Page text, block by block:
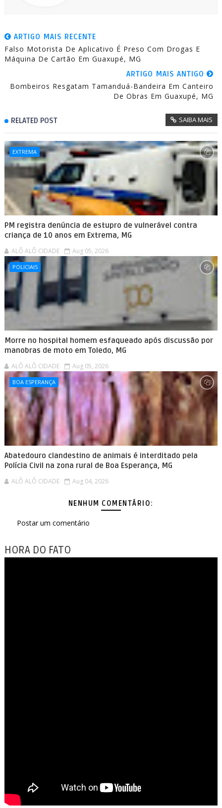
ARTIGO MAIS RECENTE
Falso Motorista De Aplicativo É Preso Com Drogas E
Máquina De Cartão Em Guaxupé, MG
ARTIGO MAIS ANTIGO
Bombeiros Resgatam Tamanduá-Bandeira Em Canteiro
De Obras Em Guaxupé, MG
RELATED POST SAIBA MAIS
EXTREMA
PM registra denúncia de estupro de vulnerável contra
criança de 10 anos em Extrema, MG
ALÔ ALÔ CIDADE Aug 05, 2026
POLICIAIS
Morre no hospital homem esfaqueado após discussão por
manobras de moto em Toledo, MG
ALÔ ALÔ CIDADE Aug 05, 2026
BOA ESPERANÇA
Abatedouro clandestino de animais é interditado pela
Polícia Civil na zona rural de Boa Esperança, MG
ALÔ ALÔ CIDADE Aug 04, 2026
NENHUM COMENTÁRIO:
Postar um comentário
HORA DO FATO